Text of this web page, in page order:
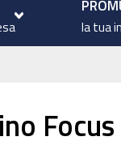
la tua